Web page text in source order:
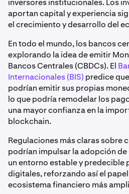
inversores institucionales. Los
aportan capital y experiencia
el crecimiento y desarrollo del
En todo el mundo, los bancos
explorando la idea de emitir
Bancos Centrales (CBDCs). El
Internacionales (BIS) predice
podrían emitir sus propias
lo que podría remodelar los
una mayor confianza en la
blockchain.
Regulaciones más claras sobre
podrían impulsar la adopción
un entorno estable y predecible
digitales, reforzando así el
ecosistema financiero más